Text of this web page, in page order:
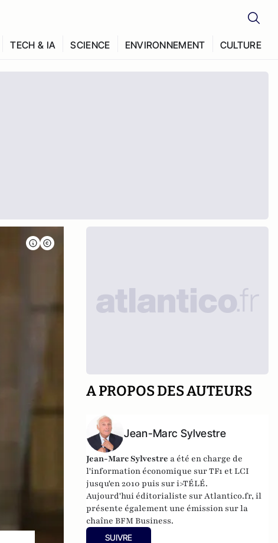
TECH & IA SCIENCE ENVIRONNEMENT CULTURE
A PROPOS DES AUTEURS
Jean-Marc Sylvestre
Jean-Marc Sylvestre a été en charge de
l'information économique sur TF1 et LCI
jusqu'en 2010 puis sur i>TÉLÉ.
Aujourd'hui éditorialiste sur Atlantico.fr, il
présente également une émission sur la
chaîne BFM Business.
SUIVRE